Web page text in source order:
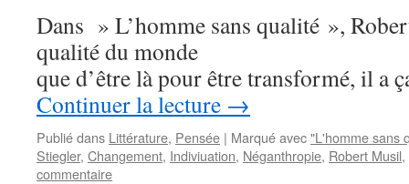
Dans » L’homme sans qualité »,
qualité du monde
que d’être là pour être transformé, il a
Continuer la lecture →
Publié dans Littérature, Pensée | Marqué avec"L'homme sans
Stiegler, Changement, Indiviuation, Néganthropie, Robert Musil,
commentaire